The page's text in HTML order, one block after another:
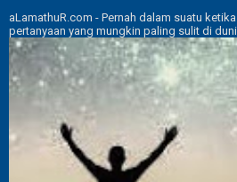
aLamathuR.com - Pernah dalam suatu
pertanyaan yang mungkin paling sulit di